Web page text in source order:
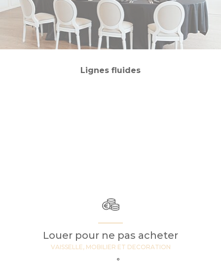
Lignes fluides
Louer pour ne pas acheter
VAISSELLE, MOBILIER ET DECORATION